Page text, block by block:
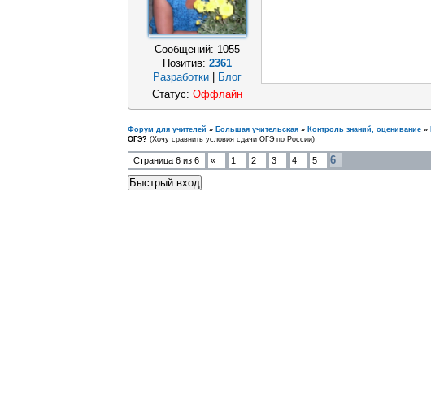
Сообщений: 1055
Позитив: 2361
Разработки | Блог
Статус: Оффлайн
Форум для учителей » Большая учительская » Контроль знаний, оценивание »
ОГЭ? (Хочу сравнить условия сдачи ОГЭ по России)
Страница 6 из 6 « 1 2 3 4 5
6